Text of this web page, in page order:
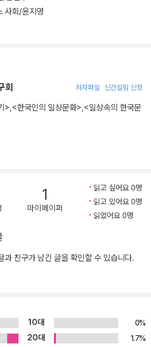
사회/윤지영
회 저자파일 신간알림 신청
>,<한국인의 일상문화>,<일상속의 한국문
1
마이페이퍼
읽고 싶어요 0명
읽고 있어요 0명
읽었어요 0명
과 친구가 남긴 글을 확인할 수 있습니다.
10대
0%
20대
1.7%